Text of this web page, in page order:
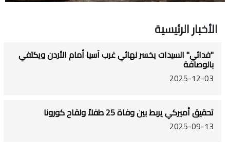
الأخبار الرئيسية
"فدائي" السيدات يخسر نهائي غرب آسيا أمام الأردن ويكتفي
بالوصافة
2025-12-03
تحقيق أميركي يربط بين وفاة 25 طفلاً ولقاح كورونا
2025-09-13